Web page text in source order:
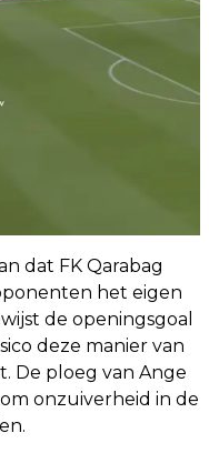
dat FK Qarabag
het eigen
de openingsgoal
deze manier van
De ploeg van Ange
onzuiverheid in de